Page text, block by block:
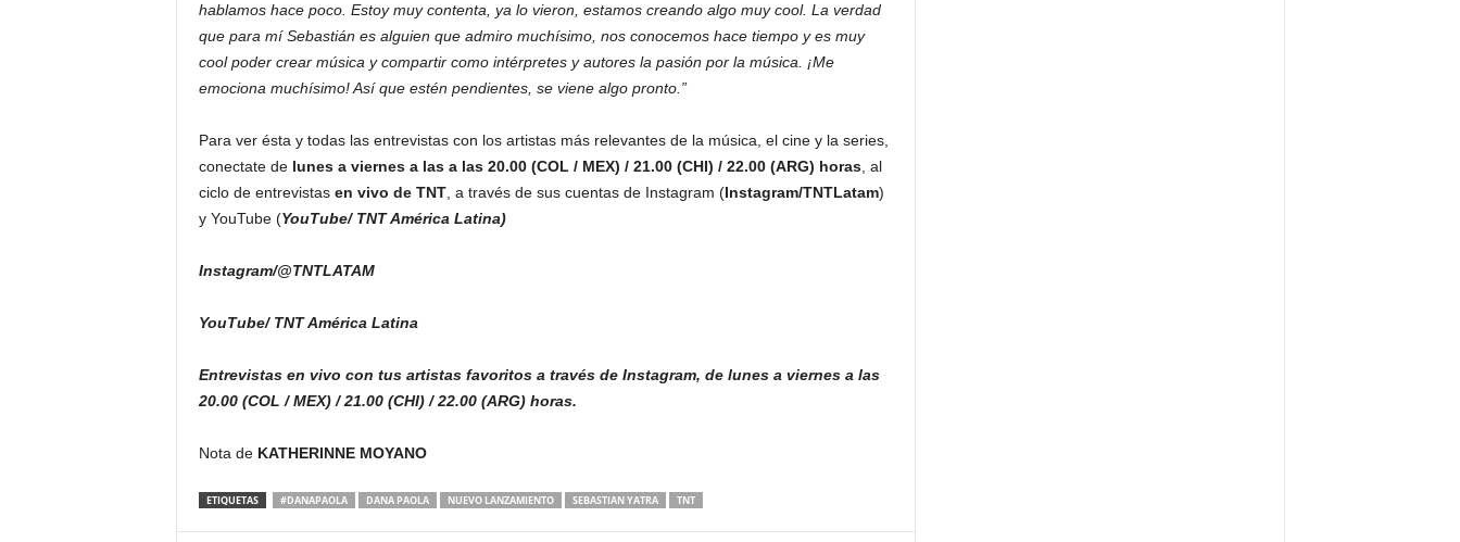
hablamos hace poco. Estoy muy contenta, ya lo vieron, estamos creando algo muy cool. La verdad
que para mí Sebastián es alguien que admiro muchísimo, nos conocemos hace tiempo y es muy
cool poder crear música y compartir como intérpretes y autores la pasión por la música. ¡Me
emociona muchísimo! Así que estén pendientes, se viene algo pronto.”
Para ver ésta y todas las entrevistas con los artistas más relevantes de la música, el cine y la series,
conectate de lunes a viernes a las a las 20.00 (COL / MEX) / 21.00 (CHI) / 22.00 (ARG) horas, al
ciclo de entrevistas en vivo de TNT, a través de sus cuentas de Instagram (Instagram/TNTLatam)
y YouTube (YouTube/ TNT América Latina)
Instagram/@TNTLATAM
YouTube/ TNT América Latina
Entrevistas en vivo con tus artistas favoritos a través de Instagram, de lunes a viernes a las
20.00 (COL / MEX) / 21.00 (CHI) / 22.00 (ARG) horas.
Nota de KATHERINNE MOYANO
ETIQUETAS #DANAPAOLA DANA PAOLA NUEVO LANZAMIENTO SEBASTIAN YATRA TNT